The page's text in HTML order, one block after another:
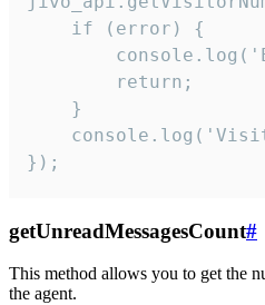
    if (error) {
        return;
    }
});
getUnreadMessagesCount#
This method allows you to get the
the agent.